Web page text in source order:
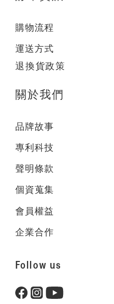
購物流程
運送方式
退換貨政策
關於我們
品牌故事
專利科技
聲明條款
個資蒐集
會員權益
企業合作
Follow us